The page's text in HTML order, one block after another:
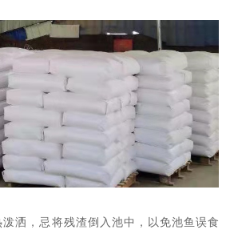
洒，忌将残渣倒入池中，以免池鱼误食